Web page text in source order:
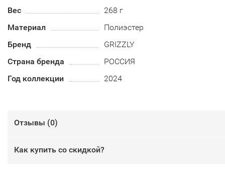
Вес
268 г
Материал
Полиэстер
Бренд
GRIZZLY
Страна бренда
РОССИЯ
Год коллекции
2024
Отзывы (0)
Как купить со скидкой?